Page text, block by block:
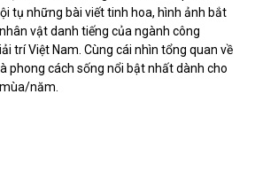
tụ những bài viết tinh hoa, hình ảnh bắt
vật danh tiếng của ngành công
trí Việt Nam. Cùng cái nhìn tổng quan về
phong cách sống nổi bật nhất dành cho
năm.